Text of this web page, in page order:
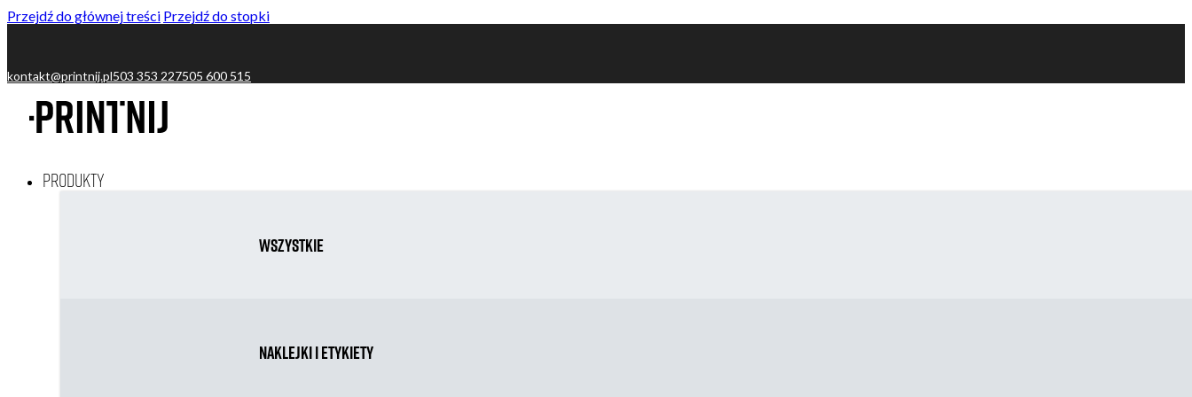
Przejdź do głównej treści Przejdź do stopki
kontakt@printnij.pl503 353 227505 600 515
Produkty
Wszystkie
Naklejki i etykiety